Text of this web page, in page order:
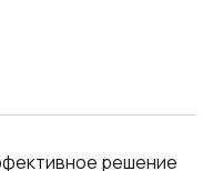
решение